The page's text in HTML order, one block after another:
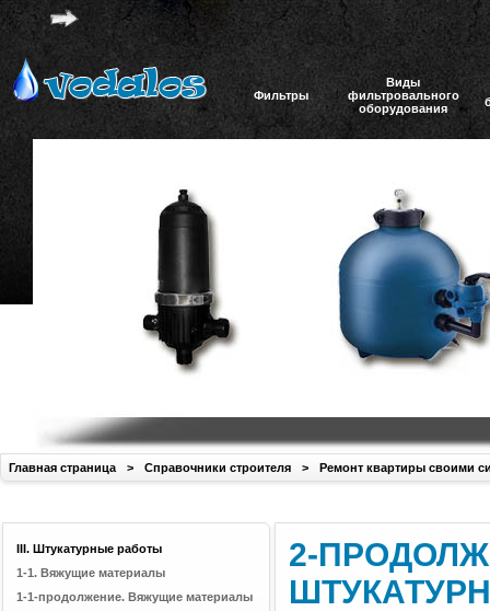
Фильтры
Виды
фильтровального
оборудования
Главная страница > Справочники строителя > Ремонт квартиры своими
2-
III. Штукатурные работы
1-1. Вяжущие материалы
1-1-продолжение. Вяжущие материалы